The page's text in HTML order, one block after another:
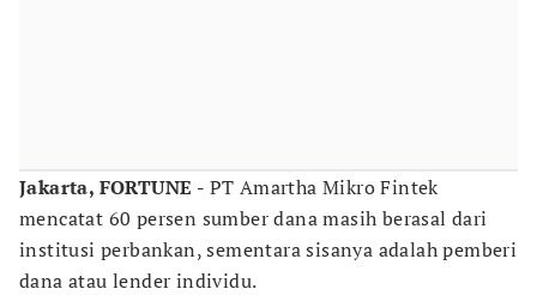
Jakarta, FORTUNE - PT Amartha Mikro Fintek
mencatat 60 persen sumber dana masih berasal dari
institusi perbankan, sementara sisanya adalah pemberi
dana atau lender individu.